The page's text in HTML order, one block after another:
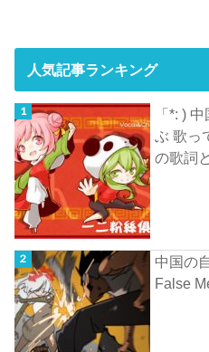
人気記事ランキング
「*: )
ぶ 歌っ
の歌詞
中国の
False